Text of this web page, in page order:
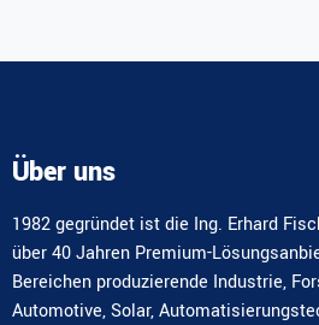
Über uns
1982 gegründet ist die Ing. Erhard
über 40 Jahren Premium-
Bereichen produzierende Industrie,
Automotive, Solar,